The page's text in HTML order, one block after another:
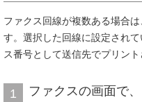
ファクス回線が複数ある場合
す。選択した回線に設定され
ス番号として送信先でプリント
1 ファクスの画面で